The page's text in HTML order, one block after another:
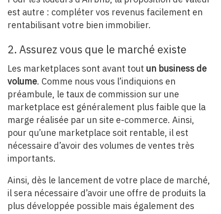
est autre : compléter vos revenus facilement en
rentabilisant votre bien immobilier.
2. Assurez vous que le marché existe
Les marketplaces sont avant tout un business de
volume. Comme nous vous l’indiquions en
préambule, le taux de commission sur une
marketplace est généralement plus faible que la
marge réalisée par un site e-commerce. Ainsi,
pour qu’une marketplace soit rentable, il est
nécessaire d’avoir des volumes de ventes très
importants.
Ainsi, dès le lancement de votre place de marché,
il sera nécessaire d’avoir une offre de produits la
plus développée possible mais également des